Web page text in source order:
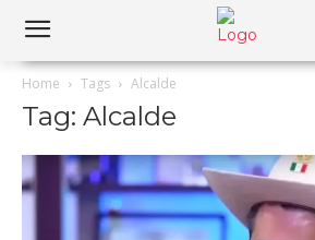
Home Tags Alcalde
Tag: Alcalde